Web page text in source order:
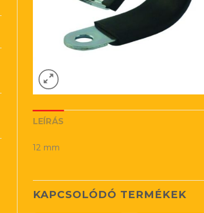
LEÍRÁS
12 mm
KAPCSOLÓDÓ TERMÉKEK